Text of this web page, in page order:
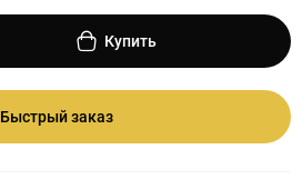
Купить
Быстрый заказ